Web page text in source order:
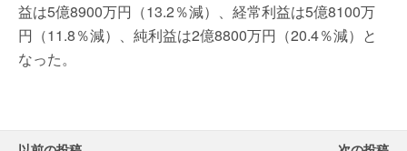
益は5億8900万円（13.2％減）、経常利益は5億8100万
円（11.8％減）、純利益は2億8800万円（20.4％減）と
なった。